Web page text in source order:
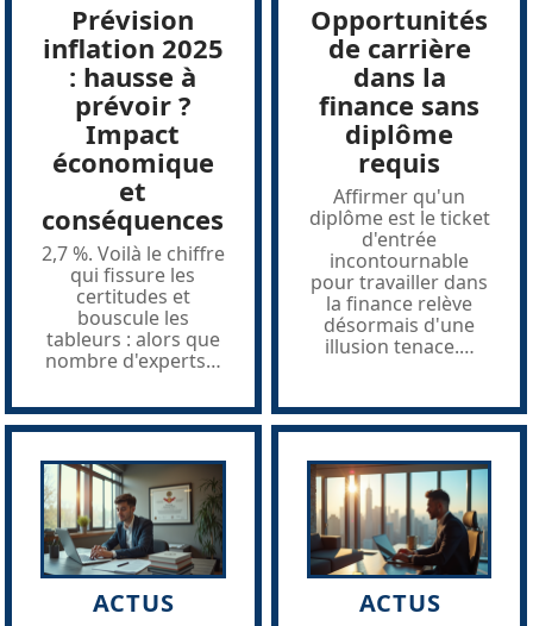
Prévision
inflation 2025
: hausse à
prévoir ?
Impact
économique
et
conséquences
2,7 %. Voilà le chiffre
qui fissure les
certitudes et
bouscule les
tableurs : alors que
nombre d'experts…
Opportunités
de carrière
dans la
finance sans
diplôme
requis
Affirmer qu'un
diplôme est le ticket
d'entrée
incontournable
pour travailler dans
la finance relève
désormais d'une
illusion tenace.…
ACTUS ACTUS